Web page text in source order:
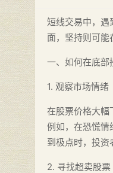
短线交易中，遇
面，坚持则可能
一、如何在底部
1. 观察市场情绪
在股票价格大幅
例如，在恐慌情
到极点时，投资
2. 寻找超卖股票